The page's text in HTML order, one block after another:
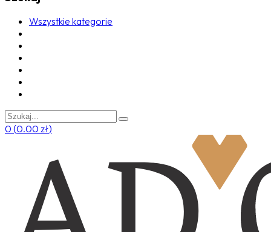
Wszystkie kategorie
0 (0.00 zł)